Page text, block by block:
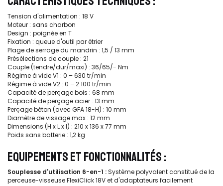
Tension d'alimentation : 18 V
Moteur : sans charbon
Design : poignée en T
Fixation : queue d'outil par étrier
Plage de serrage du mandrin : 1,5 / 13 mm
Présélections de couple : 21
Couple (tendre/dur/maxi) : 36/65/- Nm
Régime à vide V1 : 0 – 630 tr/min
Régime à vide V2 : 0 – 2 100 tr/min
Capacité de perçage bois : 68 mm
Capacité de perçage acier : 13 mm
Perçage béton (avec GFA 18-H) : 10 mm
Diamètre de vissage max : 12 mm
Dimensions (H x L x l) : 210 x 136 x 77 mm
Poids sans batterie : 1,2 kg
EQUIPEMENTS ET FONCTIONNALITÉS :
Souplesse d'utilisation 6-en-1 :Système polyvalent constitué de la
perceuse-visseuse FlexiClick 18V et d'adaptateurs facilement